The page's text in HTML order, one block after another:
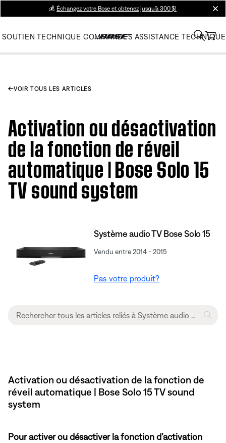
💰 Échangez votre Bose et obtenez jusqu’à 300 $!
SOUTIEN TECHNIQUE COMMANDES ASSISTANCE TECHNIQUE
VOIR TOUS LES ARTICLES
Activation ou désactivation
de la fonction de réveil
automatique | Bose Solo 15
TV sound system
Système audio TV Bose Solo 15
Vendu entre 2014 - 2015
Pas votre produit?
Activation ou désactivation de la fonction de
réveil automatique | Bose Solo 15 TV sound
system
Pour activer ou désactiver la fonction d’activation